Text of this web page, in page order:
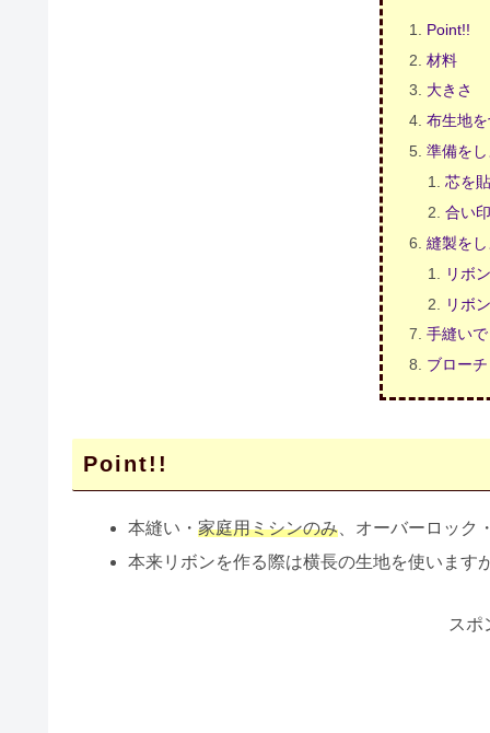
Point!!
材料
大きさ
布生地
準備を
芯を
合い
縫製を
リボ
リボ
手縫い
ブロー
Point!!
本縫い・家庭用ミシンのみ 、オーバーロッ
本来リボンを作る際は横長の生地を使います
スポ